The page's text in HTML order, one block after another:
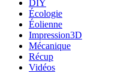
DIY
Écologie
Éolienne
Impression3D
Mécanique
Récup
Vidéos